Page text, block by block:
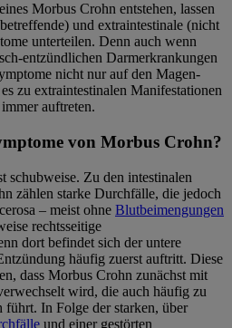
Morbus Crohn entstehen, lassen
und extraintestinale (nicht
unterteilen. Denn auch wenn
entzündlichen Darmerkrankungen
nicht nur auf den Magen-
zu extraintestinalen Manifestationen
auftreten.
von Morbus Crohn?
schubweise. Zu den intestinalen
zählen starke Durchfälle, die jedoch
– meist ohne Blutbeimengungen
rechtsseitige
dort befindet sich der untere
häufig zuerst auftritt. Diese
dass Morbus Crohn zunächst mit
wird, die auch häufig zu
führt. In Folge der starken, über
und einer gestörten